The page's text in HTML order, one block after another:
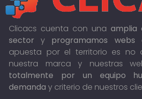
Clicacs cuenta con una amplia
sector y programamos webs
apuesta por el territorio es no
nuestra marca y nuestras
totalmente por un equipo
demanda y criterio de nuestros